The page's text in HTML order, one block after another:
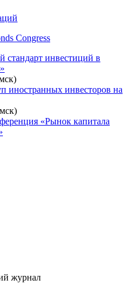
Congress
инвестиций в
иностранных инвесторов на
«Рынок капитала